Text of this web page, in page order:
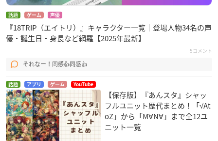
話題 ゲーム 声優
『18TRIP（エイトリ）』キャラクター一覧｜登場人物34名の声
優・誕生日・身長など網羅【2025年最新】
5コメント
それなー！同感👍同感👍
話題 アプリ ゲーム YouTube
【保存版】『あんスタ』シャッ
フルユニット歴代まとめ！「√At
oZ」から「M∀N∀」まで全12ユ
ニット一覧